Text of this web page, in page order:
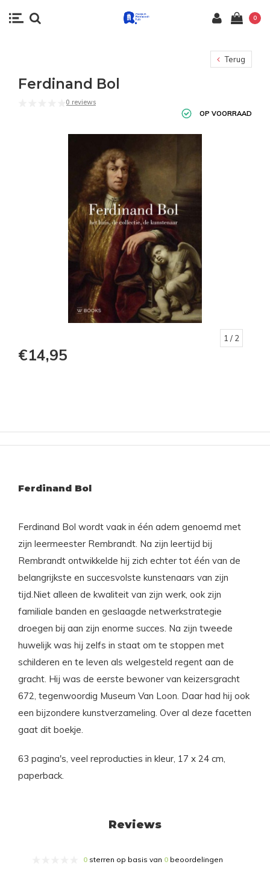
0
Terug
Ferdinand Bol
0 reviews
OP VOORRAAD
1 / 2
€14,95
Ferdinand Bol
Ferdinand Bol wordt vaak in één adem genoemd met
zijn leermeester Rembrandt. Na zijn leertijd bij
Rembrandt ontwikkelde hij zich echter tot één van de
belangrijkste en succesvolste kunstenaars van zijn
tijd.Niet alleen de kwaliteit van zijn werk, ook zijn
familiale banden en geslaagde netwerkstrategie
droegen bij aan zijn enorme succes. Na zijn tweede
huwelijk was hij zelfs in staat om te stoppen met
schilderen en te leven als welgesteld regent aan de
gracht. Hij was de eerste bewoner van keizersgracht
672, tegenwoordig Museum Van Loon. Daar had hij ook
een bijzondere kunstverzameling. Over al deze facetten
gaat dit boekje.
63 pagina's, veel reproducties in kleur, 17 x 24 cm,
paperback.
Reviews
0 sterren op basis van 0 beoordelingen